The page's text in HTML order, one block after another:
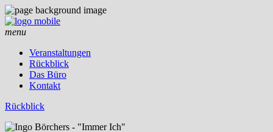
menu
Veranstaltungen
Rückblick
Das Büro
Kontakt
Rückblick